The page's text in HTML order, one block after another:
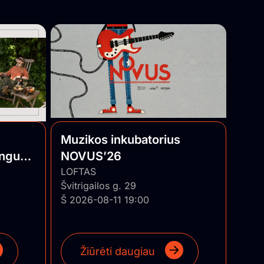
Muzikos inkubatorius
NOVUS’26
LOFTAS
Švitrigailos g. 29
Š 2026-08-11 19:00
Žiūrėti daugiau